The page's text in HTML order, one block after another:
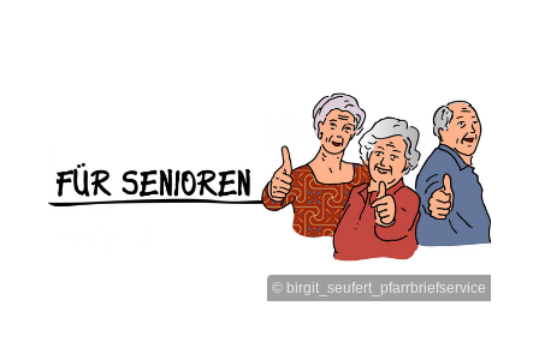
© birgit_seufert_pfarrbriefservice